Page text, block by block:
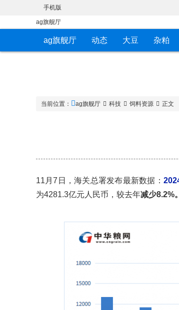
手机版
ag旗舰厅
ag旗舰厅 动态 大豆 杂粕
当前位置： ag旗舰厅 科技 饲料资源 正文
11月7日，海关总署发布最新数据：
为4281.3亿元人民币，较去年减少8.2%。